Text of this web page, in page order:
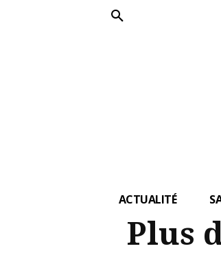
ACTUALITÉ
Plus